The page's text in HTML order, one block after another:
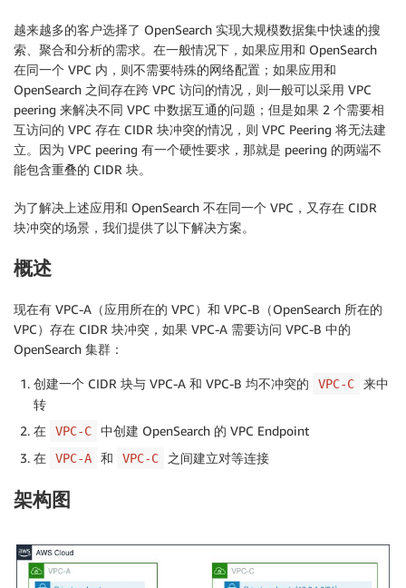
越来越多的客户选择了 OpenSearch 实现大规模数据集中快速的搜
索、聚合和分析的需求。在一般情况下，如果应用和 OpenSearch
在同一个 VPC 内，则不需要特殊的网络配置；如果应用和
OpenSearch 之间存在跨 VPC 访问的情况，则一般可以采用 VPC
peering 来解决不同 VPC 中数据互通的问题；但是如果 2 个需要相
互访问的 VPC 存在 CIDR 块冲突的情况，则 VPC Peering 将无法建
立。因为 VPC peering 有一个硬性要求，那就是 peering 的两端不
能包含重叠的 CIDR 块。
为了解决上述应用和 OpenSearch 不在同一个 VPC，又存在 CIDR
块冲突的场景，我们提供了以下解决方案。
概述
现在有 VPC-A（应用所在的 VPC）和 VPC-B（OpenSearch 所在的
VPC）存在 CIDR 块冲突，如果 VPC-A 需要访问 VPC-B 中的
OpenSearch 集群：
创建一个 CIDR 块与 VPC-A 和 VPC-B 均不冲突的 VPC-C
来中
转
在
VPC-C
中创建 OpenSearch 的 VPC Endpoint
在
VPC-A 和 VPC-C 之间建立对等连接
架构图